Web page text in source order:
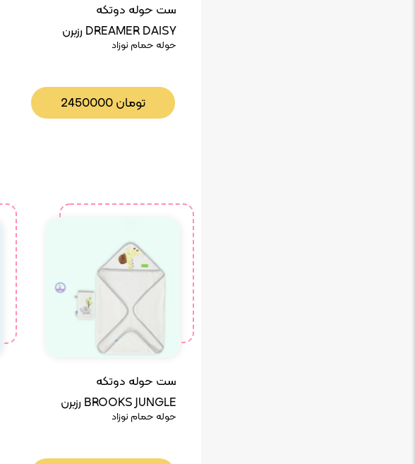
ست حوله دوتکه
DREAMER DAISY رزبرن
حوله حمام نوزاد
2450000تومان
ست حوله دوتکه
BROOKS JUNGLE رزبرن
حوله حمام نوزاد